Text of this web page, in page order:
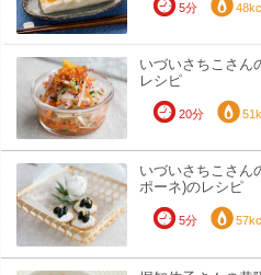
5分
いづいさちこさん
レシピ
20分
いづいさちこさん
ポーネ)のレシピ
5分